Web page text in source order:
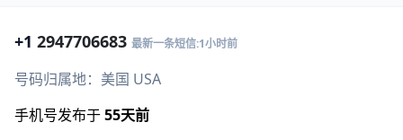
+1 2947706683 最新一条短信:1小时前
号码归属地：美国 USA
手机号发布于55天前